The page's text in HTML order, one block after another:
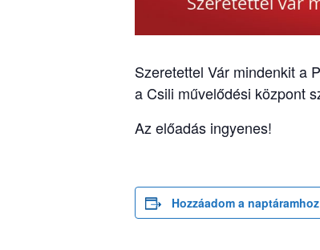
Szeretettel Vár mindenkit a
a Csili művelődési központ
Az előadás ingyenes!
Hozzáadom a naptáramhoz